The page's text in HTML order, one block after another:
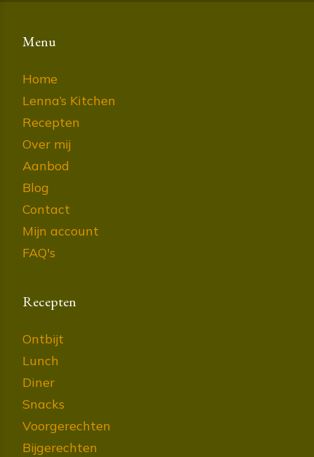
Menu
Home
Lenna’s Kitchen
Recepten
Over mij
Aanbod
Blog
Contact
Mijn account
FAQ's
Recepten
Ontbijt
Lunch
Diner
Snacks
Voorgerechten
Bijgerechten